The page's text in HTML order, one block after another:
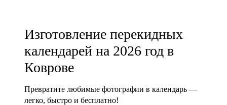
Изготовление перекидных
календарей на 2026 год в
Коврове
Превратите любимые фотографии в календарь —
легко, быстро и бесплатно!